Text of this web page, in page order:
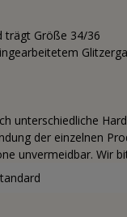
trägt Größe 34/36
unterschiedliche
der einzelnen
unvermeidbar. Wir